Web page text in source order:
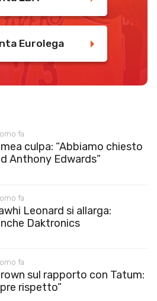
Eurolega
fa
culpa: “Abbiamo chiesto
Anthony Edwards”
fa
Leonard si allarga:
Daktronics
fa
sul rapporto con Tatum:
rispetto”